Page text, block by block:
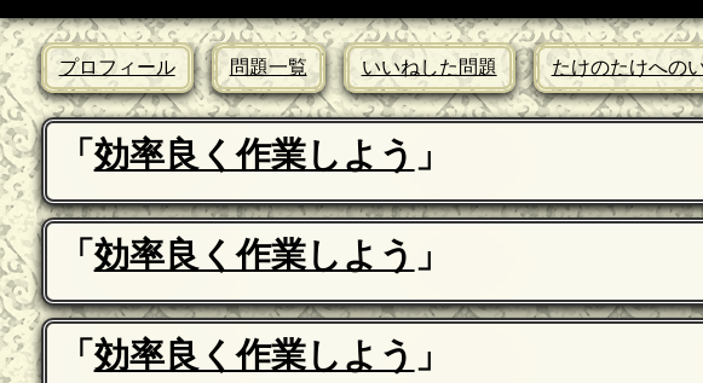
プロフィール 問題一覧 いいねした問題 たけのたけへの
「 効率良く作業しよう 」
「 効率良く作業しよう 」
「 効率良く作業しよう 」